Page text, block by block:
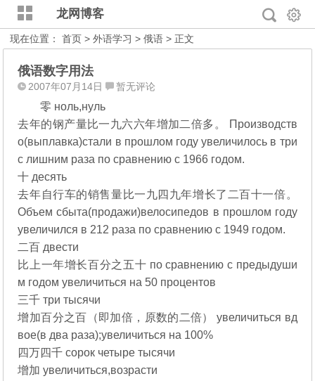
龙网博客
现在位置：首页 >外语学习 >俄语 > 正文
俄语数字用法
2007年07月14日 暂无评论
零 ноль,нуль
去年的钢产量比一九六六年增加二倍多。 Производств
о(выплавка)стали в прошлом году увеличилось в три
с лишним раза по сравнению с 1966 годом.
十 десять
去年自行车的销售量比一九四九年增长了二百十一倍。
Объем сбыта(продажи)велосипедов в прошлом году
увеличился в 212 раза по сравнению с 1949 годом.
二百 двести
比上一年增长百分之五十 по сравнению с предыдуши
м годом увеличиться на 50 процентов
三千 три тысячи
增加百分之百（即加倍，原数的二倍） увеличиться вд
вое(в два раза);увеличиться на 100%
四万四千 сорок четыре тысячи
增加 увеличиться,возрасти